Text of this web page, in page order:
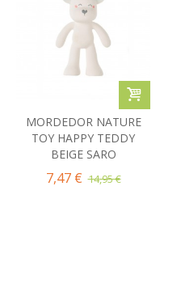
MORDEDOR NATURE
TOY HAPPY TEDDY
BEIGE SARO
7,47 € 14,95 €